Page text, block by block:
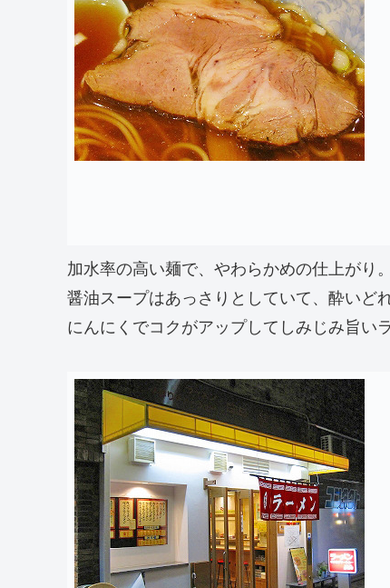
加水率の高い麺で、やわらかめの仕上がり。
醤油スープはあっさりとしていて、酔いど
にんにくでコクがアップしてしみじみ旨い